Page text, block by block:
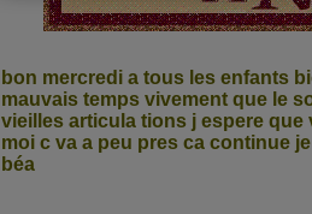
bon mercredi a tous les enfants
mauvais temps vivement que le
vieilles articula tions j espere que
moi c va a peu pres ca continue
béa